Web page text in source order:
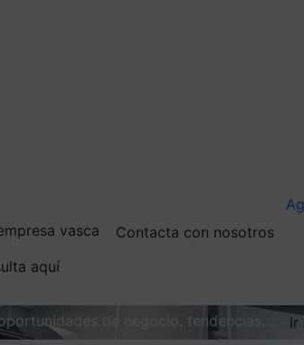
vasca
Contacta con nosotros
aquí
de negocio, tendencias…
Ir